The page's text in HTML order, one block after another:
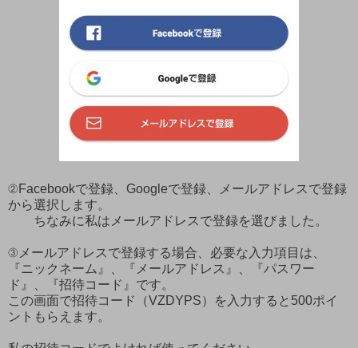
②Facebookで登録、Googleで登録、メールアドレスで登録
から選択します。
ちなみに私はメールアドレスで登録を選びました。
③メールアドレスで登録する場合、必要な入力項目は、
『ニックネーム』、『メールアドレス』、『パスワー
ド』、『招待コード』です。
この画面で招待コード（VZDYPS）を入力すると500ポイ
ントもらえます。